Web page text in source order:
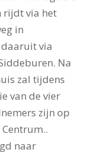
rijdt via het
in
daaruit via
Na
zal tijdens
van de vier
zijn op
naar